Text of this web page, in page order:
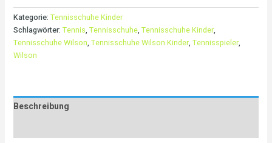
Kategorie: Tennisschuhe Kinder
Schlagwörter: Tennis, Tennisschuhe, Tennisschuhe Kinder,
Tennisschuhe Wilson, Tennisschuhe Wilson Kinder, Tennisspieler,
Wilson
Beschreibung